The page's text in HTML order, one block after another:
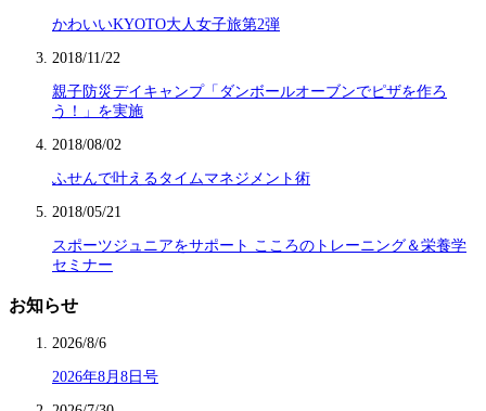
かわいいKYOTO大人女子旅第2弾
2018/11/22
親子防災デイキャンプ「ダンボールオーブンでピザを作ろ
う！」を実施
2018/08/02
ふせんで叶えるタイムマネジメント術
2018/05/21
スポーツジュニアをサポート こころのトレーニング＆栄養学
セミナー
お知らせ
2026/8/6
2026年8月8日号